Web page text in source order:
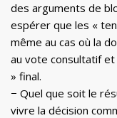
des arguments de
espérer que les «
même au cas où la
au vote consultatif et
» final.
− Quel que soit le
vivre la décision